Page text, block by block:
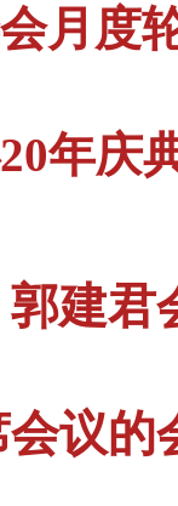
月度
年庆
郭建君
议的